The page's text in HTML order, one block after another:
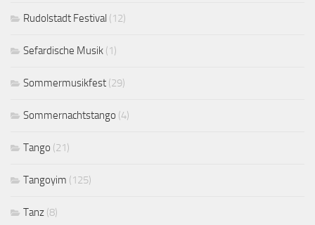
Rudolstadt Festival (12)
Sefardische Musik (1)
Sommermusikfest (29)
Sommernachtstango (4)
Tango (21)
Tangoyim (125)
Tanz (8)